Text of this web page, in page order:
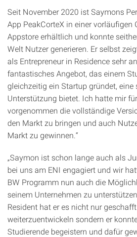
Seit November 2020 ist Saymons
App PeakCorteX in einer vorläufigen
Appstore erhältlich und konnte
Welt Nutzer generieren. Er selbst
als Entrepreneur in Residence sehr
fantastisches Angebot, das einem
gleichzeitig ein Startup gründet, eine
Unterstützung bietet. Ich hatte mir
vorgenommen die vollständige
den Markt zu bringen und auch
Markt zu gewinnen.“
„Saymon ist schon lange auch als
bei uns am ENI engagiert und wir
BW Programm nun auch die
seinem Unternehmen zu
Resident hat er es nicht nur
weiterzuentwickeln sondern er
Studierende begeistern und dafür